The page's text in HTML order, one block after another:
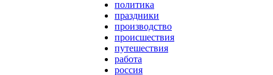
политика
праздники
производство
происшествия
путешествия
работа
россия